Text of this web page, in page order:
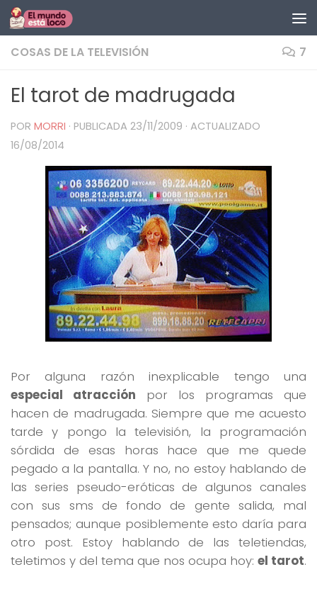
Saltar al contenido
COSAS DE LA TELEVISIÓN 7
El tarot de madrugada
POR MORRI · PUBLICADA 23/11/2009 · ACTUALIZADO
16/08/2014
Por alguna razón inexplicable tengo una
especial atracción por los programas que
hacen de madrugada. Siempre que me acuesto
tarde y pongo la televisión, la programación
sórdida de esas horas hace que me quede
pegado a la pantalla. Y no, no estoy hablando de
las series pseudo-eróticas de algunos canales
con sus sms de fondo de gente salida, mal
pensados; aunque posiblemente esto daría para
otro post. Estoy hablando de las teletiendas,
teletimos y del tema que nos ocupa hoy: el tarot.